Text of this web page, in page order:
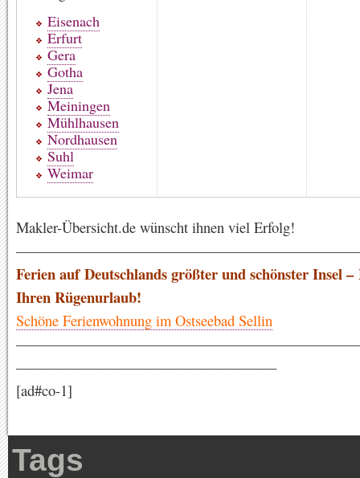
Eisenach
Erfurt
Gera
Gotha
Jena
Meiningen
Mühlhausen
Nordhausen
Suhl
Weimar
Makler-Übersicht.de wünscht ihnen viel Erfolg!
Ferien auf Deutschlands größter und schönster Insel –
Ihren Rügenurlaub!
Schöne Ferienwohnung im Ostseebad Sellin
——————————————————
[ad#co-1]
Tags